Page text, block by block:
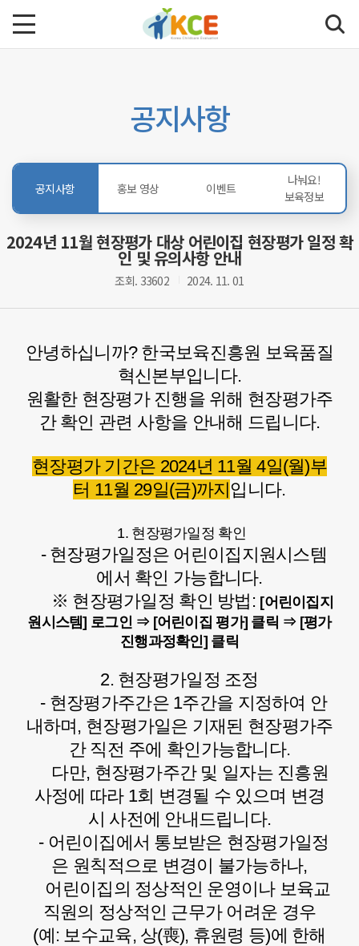
공지사항
공지사항 홍보 영상 이벤트
나눠요!
보육정보
2024년 11월 현장평가 대상 어린이집 현장평가 일정 확
인 및 유의사항 안내
조회. 33602 2024. 11. 01
안녕하십니까? 한국보육진흥원 보육품질
혁신본부입니다.
원활한 현장평가 진행을 위해 현장평가주
간 확인 관련 사항을 안내해 드립니다.
현장평가 기간은 2024년 11월 4일(월)부
터 11월 29일(금)까지입니다.
1. 현장평가일정 확인
- 현장평가일정은 어린이집지원시스템
에서 확인 가능합니다.
※ 현장평가일정 확인 방법: [어린이집지
원시스템] 로그인 ⇒ [어린이집 평가] 클릭 ⇒ [평가
진행과정확인] 클릭
2. 현장평가일정 조정
- 현장평가주간은 1주간을 지정하여 안
내하며, 현장평가일은 기재된 현장평가주
간 직전 주에 확인가능합니다.
다만, 현장평가주간 및 일자는 진흥원
사정에 따라 1회 변경될 수 있으며 변경
시 사전에 안내드립니다.
- 어린이집에서 통보받은 현장평가일정
은 원칙적으로 변경이 불가능하나,
어린이집의 정상적인 운영이나 보육교
직원의 정상적인 근무가 어려운 경우
(예: 보수교육, 상(喪), 휴원령 등)에 한해